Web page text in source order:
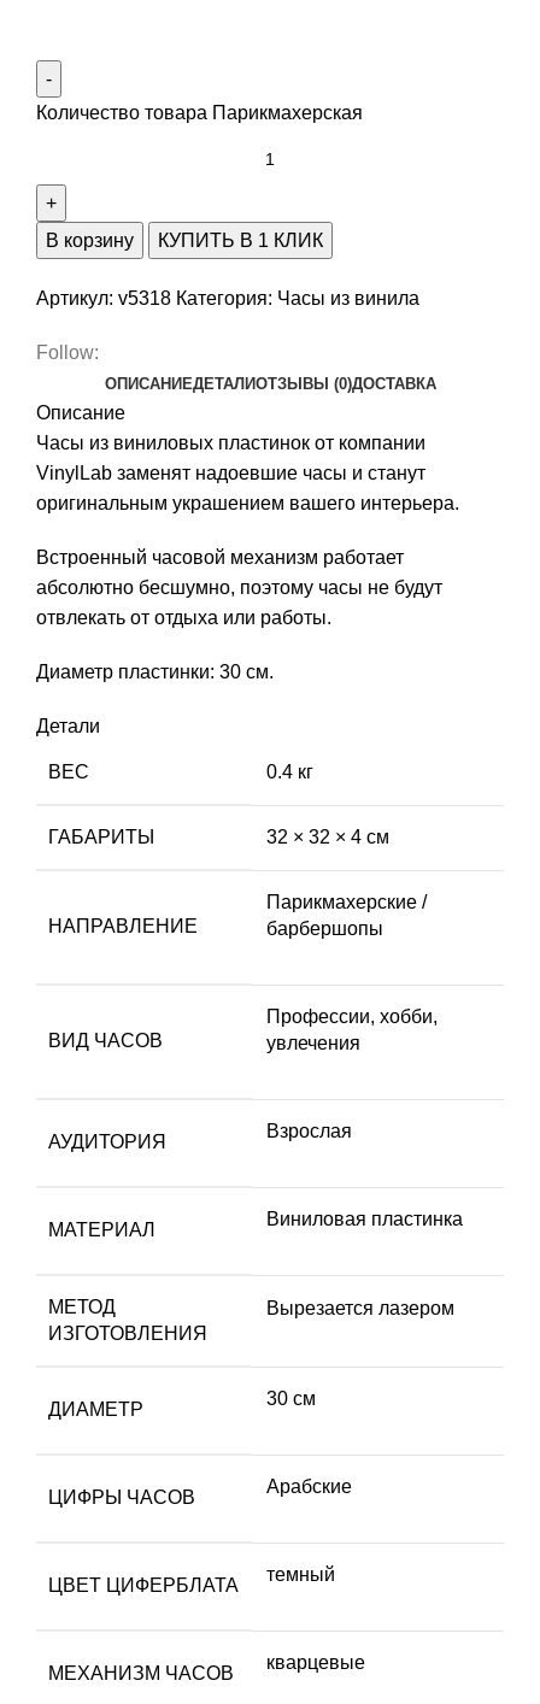
Количество товара Парикмахерская
В корзину КУПИТЬ В 1 КЛИК
Артикул: v5318 Категория: Часы из винила
Follow:
ОПИСАНИЕДЕТАЛИОТЗЫВЫ (0)ДОСТАВКА
Описание
Часы из виниловых пластинок от компании
VinylLab заменят надоевшие часы и станут
оригинальным украшением вашего интерьера.
Встроенный часовой механизм работает
абсолютно бесшумно, поэтому часы не будут
отвлекать от отдыха или работы.
Диаметр пластинки: 30 см.
Детали
ВЕС 0.4 кг
ГАБАРИТЫ 32 × 32 × 4 см
НАПРАВЛЕНИЕ
Парикмахерские /
барбершопы
ВИД ЧАСОВ
Профессии, хобби,
увлечения
АУДИТОРИЯ
Взрослая
МАТЕРИАЛ
Виниловая пластинка
МЕТОД
ИЗГОТОВЛЕНИЯ
Вырезается лазером
ДИАМЕТР
30 см
ЦИФРЫ ЧАСОВ
Арабские
ЦВЕТ ЦИФЕРБЛАТА
темный
МЕХАНИЗМ ЧАСОВ
кварцевые